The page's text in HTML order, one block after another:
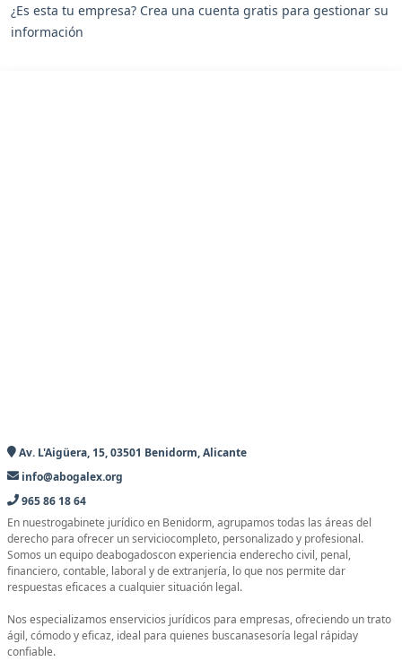
¿Es esta tu empresa? Crea una cuenta gratis para gestionar su
información
Av. L'Aigüera, 15, 03501 Benidorm, Alicante
info@abogalex.org
965 86 18 64
En nuestrogabinete jurídico en Benidorm, agrupamos todas las áreas del
derecho para ofrecer un serviciocompleto, personalizado y profesional.
Somos un equipo deabogadoscon experiencia enderecho civil, penal,
financiero, contable, laboral y de extranjería, lo que nos permite dar
respuestas eficaces a cualquier situación legal.
Nos especializamos enservicios jurídicos para empresas, ofreciendo un trato
ágil, cómodo y eficaz, ideal para quienes buscanasesoría legal rápiday
confiable.